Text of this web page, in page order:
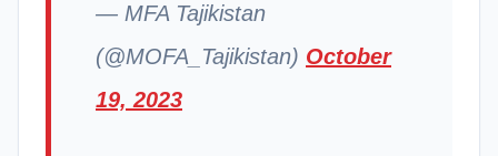
— MFA Tajikistan
(@MOFA_Tajikistan) October
19, 2023